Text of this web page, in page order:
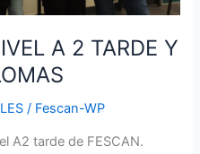
A 2 TARDE Y
/ Fescan-WP
A2 tarde de FESCAN.